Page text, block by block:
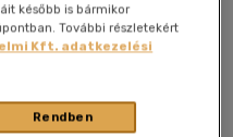
Depilógus
Könyv
később is bármikor
További részletekért
Kft. adatkezelési
Rendben